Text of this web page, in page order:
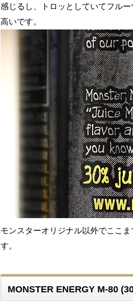
感じるし、トロッとしていてフル
高いです。
モンスターオリジナル以外でここ
す。
MONSTER ENERGY M-80